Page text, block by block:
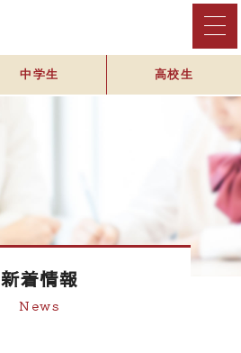
中学生 高校生
新着情報
News